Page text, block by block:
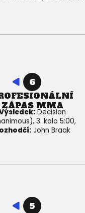
6
ZÁPAS MMA
Decision
3. kolo 5:00,
John Braak
5